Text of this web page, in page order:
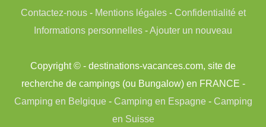
Contactez-nous- Mentions légales- Confidentialité et
Informations personnelles -Ajouter un nouveau
Copyright © - destinations-vacances.com, site de
recherche de campings (ou Bungalow) en FRANCE -
Camping en Belgique- Camping en Espagne- Camping
en Suisse